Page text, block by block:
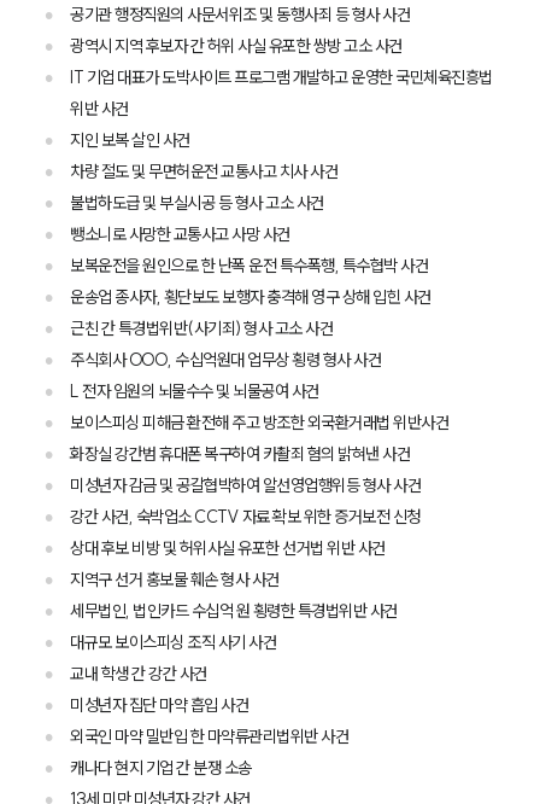
그룹소개
그룹소개
대륜의 강점
오시는 길
글로벌 파트너 로펌
고객의 소리
통합검색
AI대륜
업무사례
주요 업무사례
사례분석/최신동향
법률지식인
고객후기
공기관 행정직원의 사문서위조 및 동행사죄 등 형사 사건
광역시 지역 후보자 간 허위 사실 유포한 쌍방 고소 사건
IT 기업 대표가 도박사이트 프로그램 개발하고 운영한 국민체육진흥법
위반 사건
지인 보복 살인 사건
차량 절도 및 무면허운전 교통사고 치사 사건
불법하도급 및 부실시공 등 형사 고소 사건
뺑소니로 사망한 교통사고 사망 사건
보복운전을 원인으로 한 난폭 운전 특수폭행, 특수협박 사건
운송업 종사자, 횡단보도 보행자 충격해 영구 상해 입힌 사건
근친 간 특경법위반(사기죄) 형사 고소 사건
주식회사 OOO, 수십억원대 업무상 횡령 형사 사건
L 전자 임원의 뇌물수수 및 뇌물공여 사건
보이스피싱 피해금 환전해 주고 방조한 외국환거래법 위반사건
화장실 강간범 휴대폰 복구하여 카촬죄 혐의 밝혀낸 사건
미성년자 감금 및 공갈협박하여 알선영업행위등 형사 사건
강간 사건, 숙박업소 CCTV 자료 확보 위한 증거보전 신청
상대 후보 비방 및 허위사실 유포한 선거법 위반 사건
지역구 선거 홍보물 훼손 형사 사건
세무법인, 법인카드 수십억 원 횡령한 특경법위반 사건
대규모 보이스피싱 조직 사기 사건
교내 학생 간 강간 사건
미성년자 집단 마약 흡입 사건
외국인 마약 밀반입 한 마약류관리법위반 사건
캐나다 현지 기업 간 분쟁 소송
13세 미만 미성년자 강간 사건